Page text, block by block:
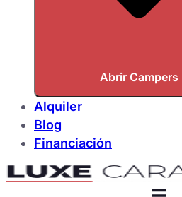
Abrir Campers
Alquiler
Blog
Financiación